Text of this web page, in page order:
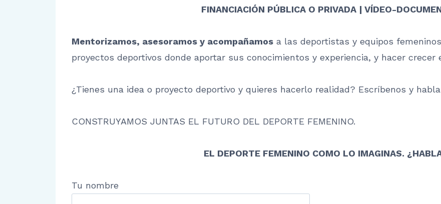
FINANCIACIÓN PÚBLICA O PRIVADA | VÍDEO-
Mentorizamos, asesoramos y acompañamos a las deportistas y equipos
proyectos deportivos donde aportar sus conocimientos y experiencia, y hacer crecer
¿Tienes una idea o proyecto deportivo y quieres hacerlo realidad? Escríbenos y
CONSTRUYAMOS JUNTAS EL FUTURO DEL DEPORTE FEMENINO.
EL DEPORTE FEMENINO COMO LO IMAGINAS.
Tu nombre